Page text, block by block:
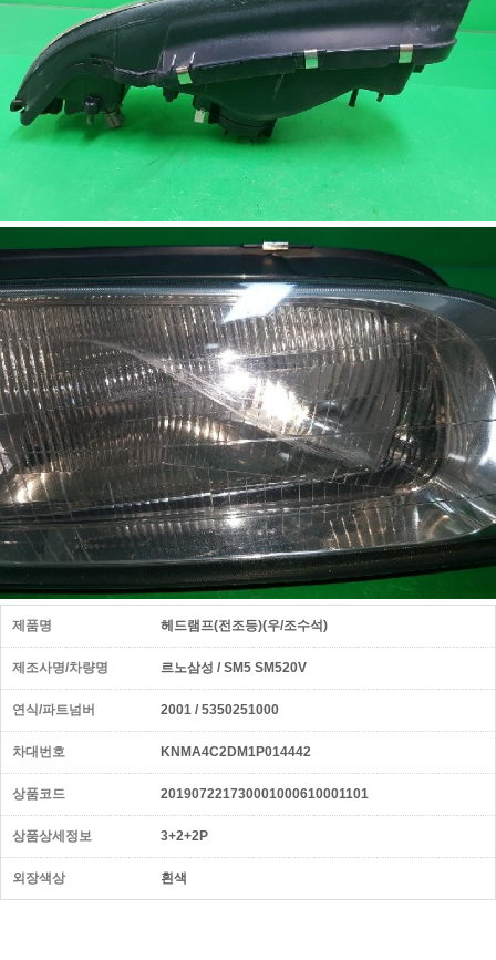
제품명 헤드램프(전조등)(우/조수석)
제조사명/차량명 르노삼성 / SM5 SM520V
연식/파트넘버 2001 / 5350251000
차대번호 KNMA4C2DM1P014442
상품코드 201907221730001000610001101
상품상세정보 3+2+2P
외장색상 흰색